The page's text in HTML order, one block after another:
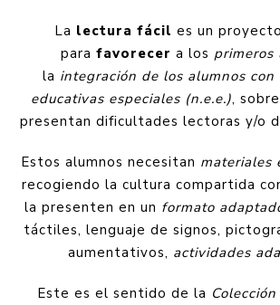
La lectura fácil es un
para favorecer a los primeros
la integración de los alumnos con
educativas especiales (n.e.e.),
presentan dificultades lectoras y/o
Estos alumnos necesitan materiales
recogiendo la cultura compartida
la presenten en un formato
táctiles, lenguaje de signos,
aumentativos, actividades
Este es el sentido de la